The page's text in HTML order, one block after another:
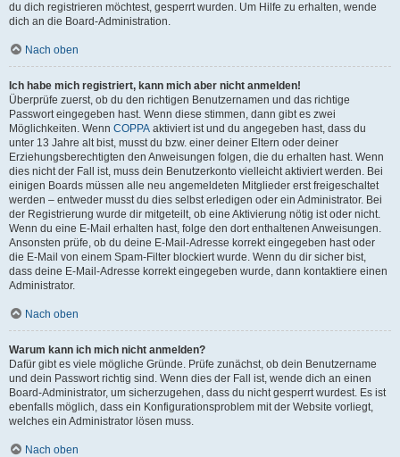
du dich registrieren möchtest, gesperrt wurden. Um Hilfe zu erhalten, wende
dich an die Board-Administration.
Nach oben
Ich habe mich registriert, kann mich aber nicht anmelden!
Überprüfe zuerst, ob du den richtigen Benutzernamen und das richtige
Passwort eingegeben hast. Wenn diese stimmen, dann gibt es zwei
Möglichkeiten. Wenn COPPA aktiviert ist und du angegeben hast, dass du
unter 13 Jahre alt bist, musst du bzw. einer deiner Eltern oder deiner
Erziehungsberechtigten den Anweisungen folgen, die du erhalten hast. Wenn
dies nicht der Fall ist, muss dein Benutzerkonto vielleicht aktiviert werden. Bei
einigen Boards müssen alle neu angemeldeten Mitglieder erst freigeschaltet
werden – entweder musst du dies selbst erledigen oder ein Administrator. Bei
der Registrierung wurde dir mitgeteilt, ob eine Aktivierung nötig ist oder nicht.
Wenn du eine E-Mail erhalten hast, folge den dort enthaltenen Anweisungen.
Ansonsten prüfe, ob du deine E-Mail-Adresse korrekt eingegeben hast oder
die E-Mail von einem Spam-Filter blockiert wurde. Wenn du dir sicher bist,
dass deine E-Mail-Adresse korrekt eingegeben wurde, dann kontaktiere einen
Administrator.
Nach oben
Warum kann ich mich nicht anmelden?
Dafür gibt es viele mögliche Gründe. Prüfe zunächst, ob dein Benutzername
und dein Passwort richtig sind. Wenn dies der Fall ist, wende dich an einen
Board-Administrator, um sicherzugehen, dass du nicht gesperrt wurdest. Es ist
ebenfalls möglich, dass ein Konfigurationsproblem mit der Website vorliegt,
welches ein Administrator lösen muss.
Nach oben